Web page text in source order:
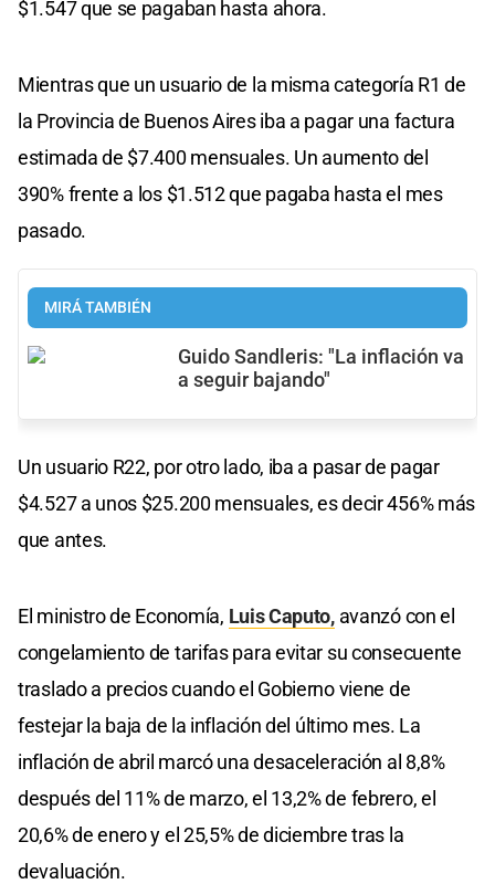
$1.547 que se pagaban hasta ahora.
Mientras que un usuario de la misma categoría R1 de
la Provincia de Buenos Aires iba a pagar una factura
estimada de $7.400 mensuales. Un aumento del
390% frente a los $1.512 que pagaba hasta el mes
pasado.
MIRÁ TAMBIÉN
Guido Sandleris: "La inflación va
a seguir bajando"
Un usuario R22, por otro lado, iba a pasar de pagar
$4.527 a unos $25.200 mensuales, es decir 456% más
que antes.
El ministro de Economía, Luis Caputo,avanzó con el
congelamiento de tarifas para evitar su consecuente
traslado a precios cuando el Gobierno viene de
festejar la baja de la inflación del último mes. La
inflación de abril marcó una desaceleración al 8,8%
después del 11% de marzo, el 13,2% de febrero, el
20,6% de enero y el 25,5% de diciembre tras la
devaluación.